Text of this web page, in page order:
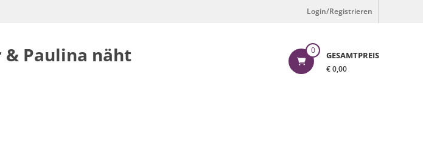
Login/Registrieren
Paulina näht 0 GESAMTPREIS
€ 0,00